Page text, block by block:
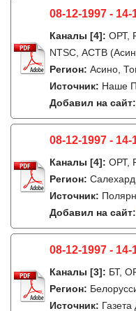
08-12-1997 - 14-
Каналы [4]: ОРТ,
NTSC, АСТВ
Регион: Асино,
Источник: Наше
Добавил на сайт:
08-12-1997 - 14-
Каналы [4]: ОРТ,
Регион: Салехард
Источник:
Добавил на сайт:
08-12-1997 - 14-
Каналы [3]: БТ,
Регион:
Источник: Газета